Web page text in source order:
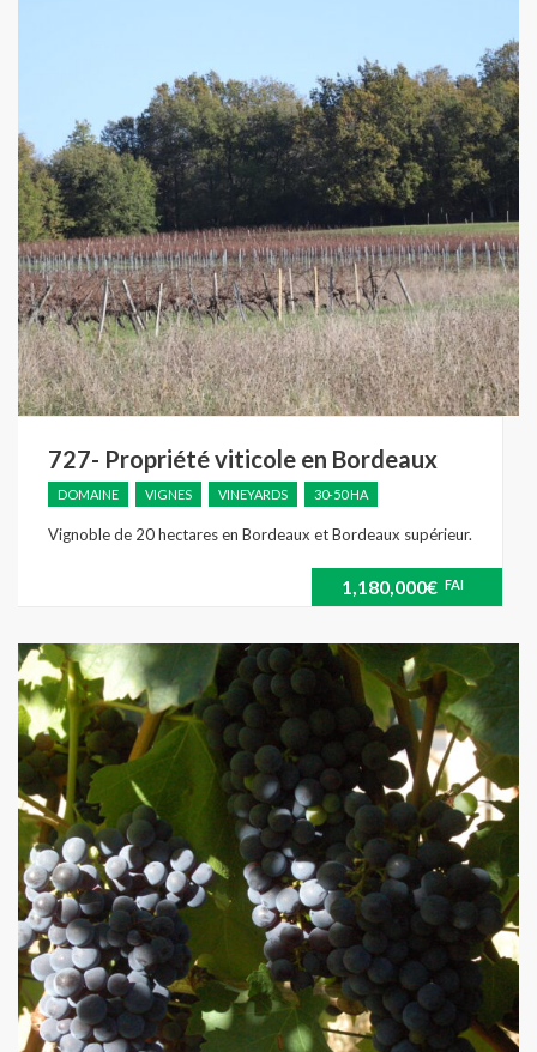
727- Propriété viticole en Bordeaux
DOMAINE VIGNES VINEYARDS 30-50 HA
Vignoble de 20 hectares en Bordeaux et Bordeaux supérieur.
1,180,000€ FAI